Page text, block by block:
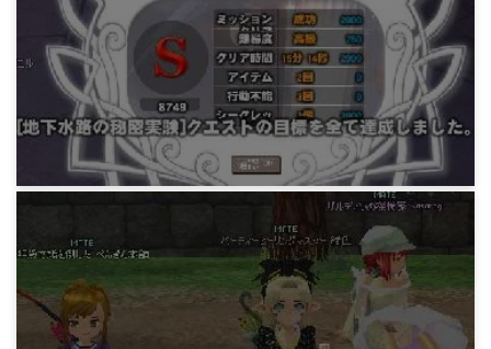
獅子はミミックを倒すにも全力で
15 years ago
地下水路の秘密実験道案内